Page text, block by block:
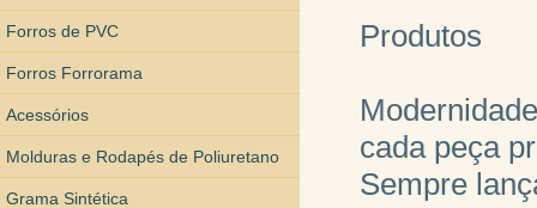
Forros de PVC
Forros Forrorama
Acessórios
Molduras e Rodapés de Poliuretano
Grama Sintética
Produtos
cada peça
Sempre